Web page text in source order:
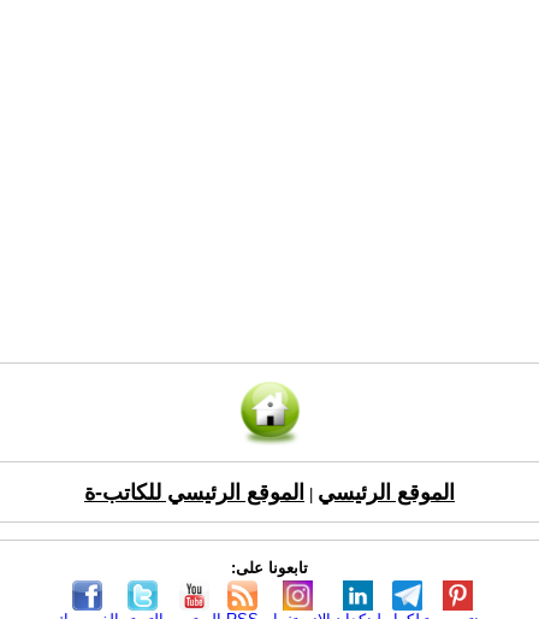
الموقع الرئيسي الموقع الرئيسي للكاتب-ة
تابعونا على: